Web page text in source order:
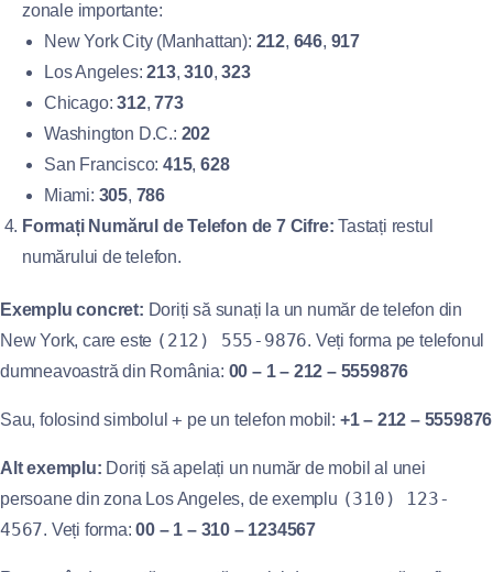
zonale importante:
New York City (Manhattan): 212, 646, 917
Los Angeles:213,310,323
Chicago:312,773
Washington D.C.: 202
San Francisco: 415,628
Miami: 305, 786
Formați Numărul de Telefon de 7 Cifre: Tastați restul
numărului de telefon.
Exemplu concret: Doriți să sunați la un număr de telefon din
New York, care este (212) 555-9876. Veți forma pe telefonul
dumneavoastră din România: 00 – 1 – 212 – 5559876
Sau, folosind simbolul+ pe un telefon mobil: +1 – 212 – 5559876
Alt exemplu: Doriți să apelați un număr de mobil al unei
persoane din zona Los Angeles, de exemplu (310) 123-
4567. Veți forma:00 – 1 – 310 – 1234567